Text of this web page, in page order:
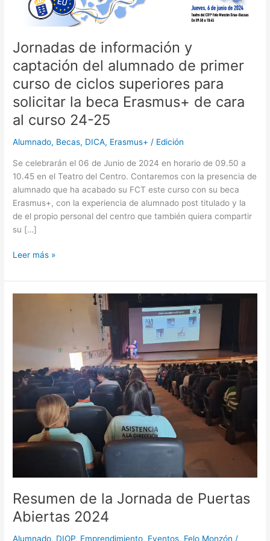
Jornadas de información y
captación del alumnado de primer
curso de ciclos superiores para
solicitar la beca Erasmus+ de cara
al curso 24-25
Alumnado, Becas, DICA, Erasmus+ / Edición
Se celebrarán el 06 de Junio de 2024 en horario de 09.50 a
10.45 en el Teatro del Centro. Contaremos con la presencia de
alumnado que ha acabado su FCT este curso con su beca
Erasmus+, con la experiencia de alumnado post titulado y la
de el propio personal del centro que también quiera compartir
su […]
curso
ciclos
superiores
para
solicitar
beca
Erasmus+
cara
al
curso
24-
25
Leer más »
Resumen de la Jornada de Puertas
Abiertas 2024
Alumnado, DIOP, Emprendimiento, Eventos, Felo Monzón /
Abiertas